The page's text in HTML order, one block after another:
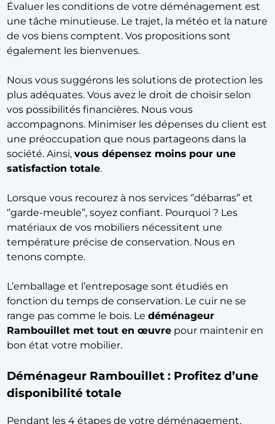
Évaluer les conditions de votre déménagement est
une tâche minutieuse. Le trajet, la météo et la nature
de vos biens comptent. Vos propositions sont
également les bienvenues.
Nous vous suggérons les solutions de protection les
plus adéquates. Vous avez le droit de choisir selon
vos possibilités financières. Nous vous
accompagnons. Minimiser les dépenses du client est
une préoccupation que nous partageons dans la
société. Ainsi,vous dépensez moins pour une
satisfaction totale.
Lorsque vous recourez à nos services ‘’débarras’’ et
‘’garde-meuble’’, soyez confiant. Pourquoi ? Les
matériaux de vos mobiliers nécessitent une
température précise de conservation. Nous en
tenons compte.
L’emballage et l’entreposage sont étudiés en
fonction du temps de conservation. Le cuir ne se
range pas comme le bois. Ledéménageur
Rambouillet met tout en œuvre pour maintenir en
bon état votre mobilier.
Déménageur Rambouillet : Profitez d’une
disponibilité totale
Pendant les 4 étapes de votre déménagement,